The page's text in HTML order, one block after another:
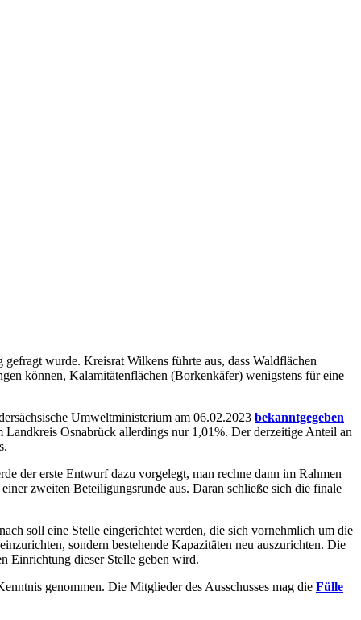
wurde. Kreisrat Wilkens führte aus, dass Waldflächen
können, Kalamitätenflächen (Borkenkäfer) wenigstens für eine
Umweltministerium am 06.02.2023 bekanntgegeben
Osnabrück allerdings nur 1,01%. Der derzeitige Anteil an
der erste Entwurf dazu vorgelegt, man rechne dann im Rahmen
zweiten Beteiligungsrunde aus. Daran schließe sich die finale
soll eine Stelle eingerichtet werden, die sich vornehmlich um die
sondern bestehende Kapazitäten neu auszurichten. Die
Einrichtung dieser Stelle geben wird.
genommen. Die Mitglieder des Ausschusses mag die Fülle